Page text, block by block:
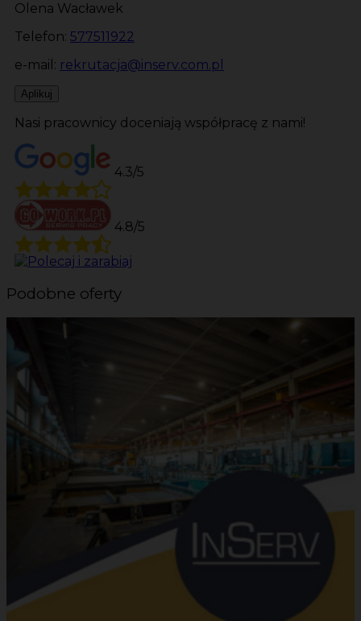
Olena Wacławek
Telefon: 577511922
e-mail: rekrutacja@inserv.com.pl
Aplikuj
Nasi pracownicy doceniają współpracę z nami!
4.3/5
4.8/5
Podobne oferty